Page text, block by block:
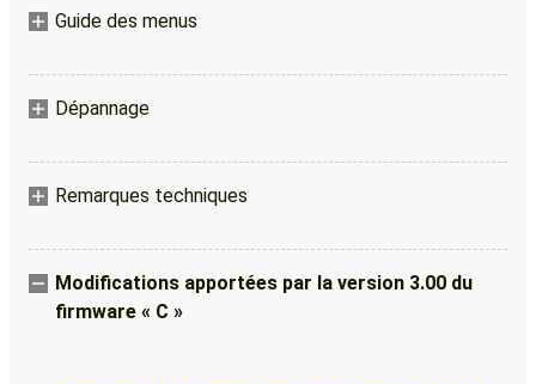
Guide des menus
Dépannage
Remarques techniques
Modifications apportées par la version 3.00 du
firmware « C »